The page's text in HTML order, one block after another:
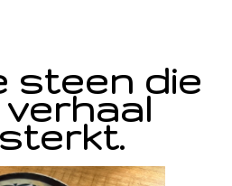
steen die
verhaal